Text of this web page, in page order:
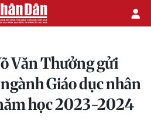
Văn Thưởng gửi
Giáo dục nhân
học 2023-2024